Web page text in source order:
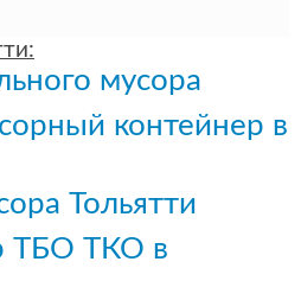
мусора
контейнер в
Тольятти
ТБО ТКО в